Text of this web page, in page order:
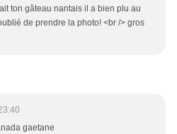
ton gâteau nantais il a bien plu au
de prendre la photo! <br /> gros
gaetane